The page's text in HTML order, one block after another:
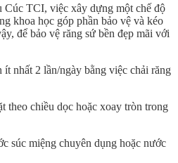
Cúc TCI, việc xây dựng một chế độ
khoa học góp phần bảo vệ và kéo
để bảo vệ răng sứ bền đẹp mãi với
nhất 2 lần/ngày bằng việc chải răng
theo chiều dọc hoặc xoay tròn trong
súc miệng chuyên dụng hoặc nước